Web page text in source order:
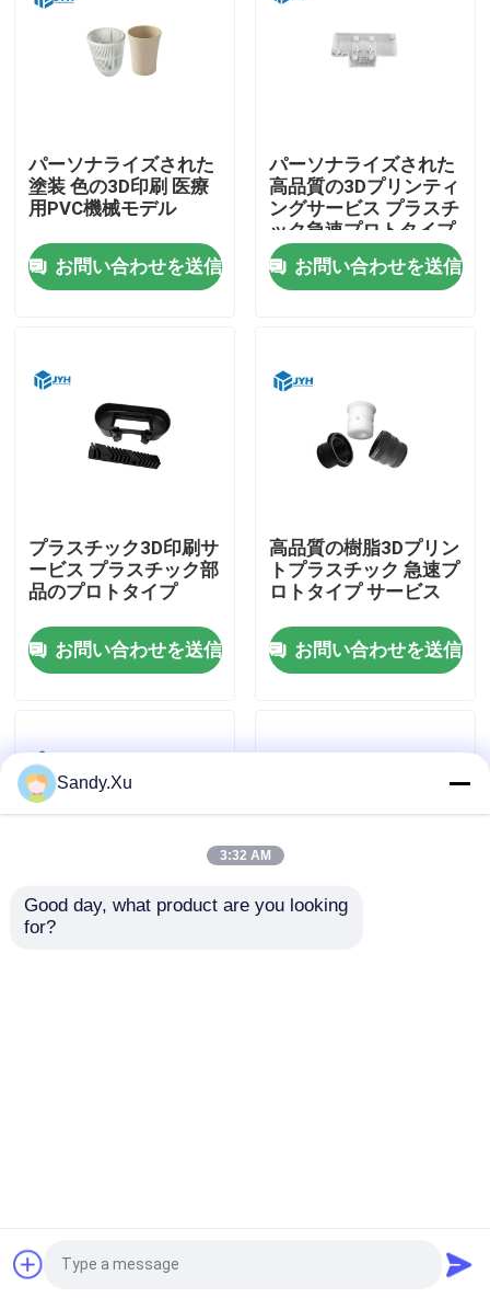
家
VRショー
工場旅行
パーソナライズされた
塗装 色の3D印刷 医療
用PVC機械モデル
お問い合わせを送信
パーソナライズされた
高品質の3Dプリンティ
ングサービス プラスチ
ック急速プロトタイプ
SLA SLS
お問い合わせを送信
プラスチック3D印刷サ
ービス プラスチック部
品のプロトタイプ
お問い合わせを送信
高品質の樹脂3Dプリン
トプラスチック 急速プ
ロトタイプ サービス
お問い合わせを送信
ISO 9001 認定のCNC
Shenzhen Jinyihe Technology Co., Ltd.. All Rights
Sandy.Xu
3:32 AM
Good day, what product are you looking
for?